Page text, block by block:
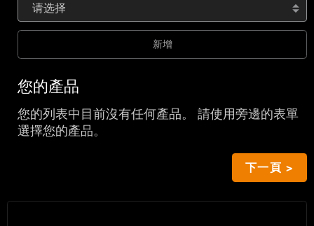
请选择
新增
您的產品
您的列表中目前沒有任何產品。 請使用旁邊的表單
選擇您的產品。
下一頁 >